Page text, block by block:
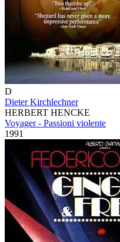
D
Dieter Kirchlechner
HERBERT HENCKE
Voyager - Passioni violente
1991